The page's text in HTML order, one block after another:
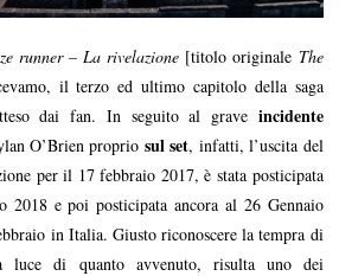
runner – La rivelazione [titolo originale The
il terzo ed ultimo capitolo della saga
dai fan. In seguito al grave incidente
O’Brien proprio sul set, infatti, l’uscita del
per il 17 febbraio 2017, è stata posticipata
2018 e poi posticipata ancora al 26 Gennaio
in Italia. Giusto riconoscere la tempra di
luce di quanto avvenuto, risulta uno dei